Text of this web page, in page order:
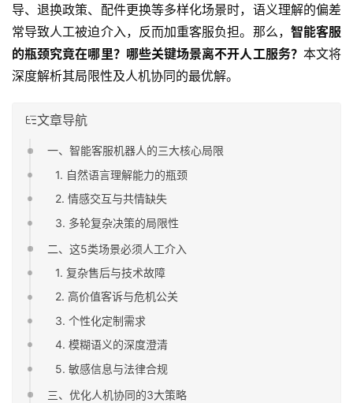
导、退换政策、配件更换等多样化场景时，语义理解的偏差
常导致人工被迫介入，反而加重客服负担。那么， 智能客服
的瓶颈究竟在哪里？哪些关键场景离不开人工服务？ 本文将
深度解析其局限性及人机协同的最优解。
文章导航
一、智能客服机器人的三大核心局限
1. 自然语言理解能力的瓶颈
2. 情感交互与共情缺失
3. 多轮复杂决策的局限性
二、这5类场景必须人工介入
1. 复杂售后与技术故障
2. 高价值客诉与危机公关
3. 个性化定制需求
4. 模糊语义的深度澄清
5. 敏感信息与法律合规
三、优化人机协同的3大策略